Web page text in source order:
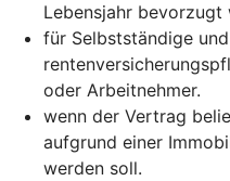
Lebensjahr bevorzugt
für Selbstständige
oder Arbeitnehmer.
wenn der Vertrag
aufgrund einer
werden soll.